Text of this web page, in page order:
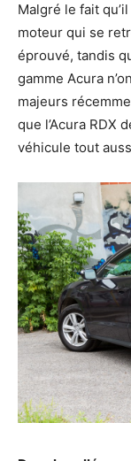
Malgré le fait
moteur qui se
éprouvé, tandis
gamme Acura
majeurs
que l’Acura RDX
véhicule tout